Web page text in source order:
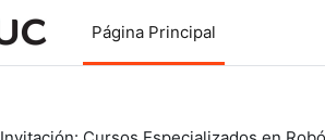
Página Principal